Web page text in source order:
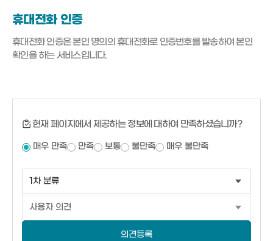
휴대전화 인증
휴대전화 인증은 본인 명의의 휴대전화로 인증번호를 발송하여 본인
확인을 하는 서비스입니다.
현재 페이지에서 제공하는 정보에 대하여 만족하셨습니까?
매우 만족 만족 보통 불만족 매우 불만족
의견등록